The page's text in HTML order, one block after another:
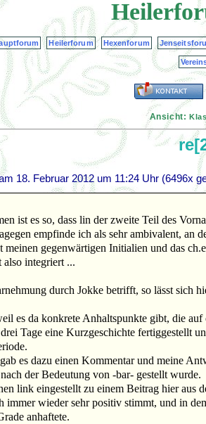
Heilerforum Hexenforum
Ansicht:
18. Februar 2012 um 11:24 Uhr (6496x
ist es so, dass lin der zweite Teil des
empfinde ich als sehr ambivalent, an
meinen gegenwärtigen Initialien und das
integriert ...
durch Jokke betrifft, so lässt sich
es da konkrete Anhaltspunkte gibt, die auf
Tage eine Kurzgeschichte fertiggestellt
es dazu einen Kommentar und meine
der Bedeutung von -bar- gestellt wurde.
link eingestellt zu einem Beitrag hier aus
immer wieder sehr positiv stimmt, und in
anhaftete.